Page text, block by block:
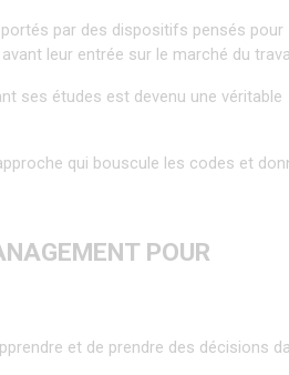
par des dispositifs pensés pour
leur entrée sur le marché du
ses études est devenu une véritable
qui bouscule les codes et
POUR
et de prendre des décisions